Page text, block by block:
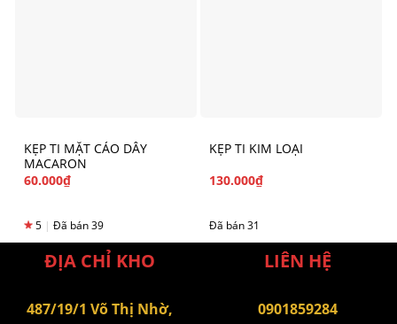
KẸP TI MẶT CÁO DÂY
MACARON
60.000₫
5 | Đã bán 39
KẸP TI KIM LOẠI
130.000₫
Đã bán 31
ĐỊA CHỈ KHO
487/19/1 Võ Thị Nhờ,
LIÊN HỆ
0901859284